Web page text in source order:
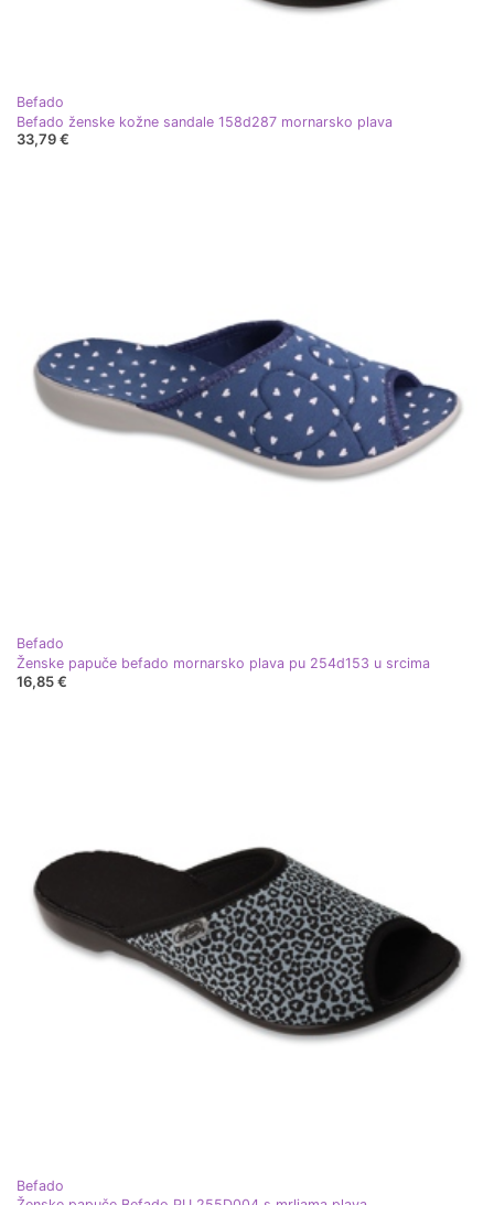
Befado
Befado ženske kožne sandale 158d287 mornarsko plava
33,79 €
Befado
Ženske papuče befado mornarsko plava pu 254d153 u srcima
16,85 €
Befado